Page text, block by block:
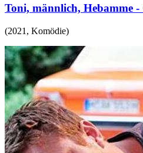
Toni, männlich, Hebamme -
(2021 , Komödie)